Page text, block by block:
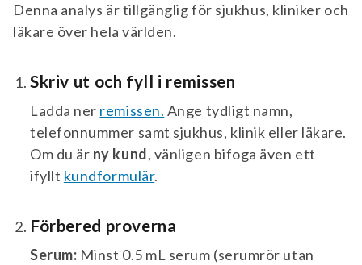
Denna analys är tillgänglig för sjukhus, kliniker och
läkare över hela världen.
Skriv ut och fyll i remissen
Ladda ner remissen. Ange tydligt namn,
telefonnummer samt sjukhus, klinik eller läkare.
Om du är ny kund, vänligen bifoga även ett
ifyllt kundformulär.
Förbered proverna
Serum: Minst 0.5 mL serum (serumrör utan